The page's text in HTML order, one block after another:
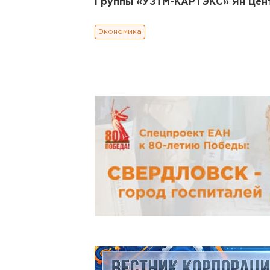
Группы «УЗТМ-КАРТЭКС» Ян
Экономика